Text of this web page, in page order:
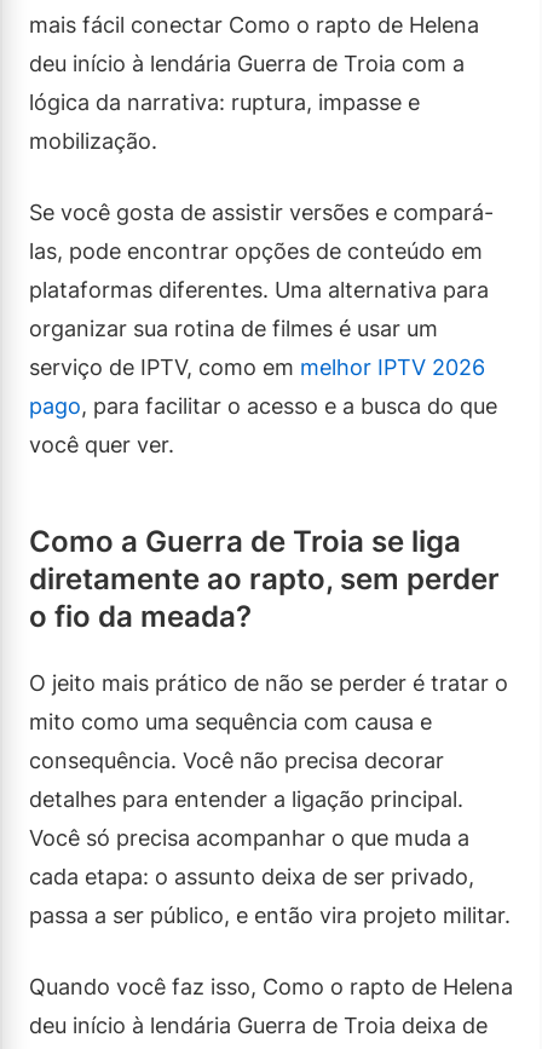
mais fácil conectar Como o rapto de Helena
deu início à lendária Guerra de Troia com a
lógica da narrativa: ruptura, impasse e
mobilização.
Se você gosta de assistir versões e compará-
las, pode encontrar opções de conteúdo em
plataformas diferentes. Uma alternativa para
organizar sua rotina de filmes é usar um
serviço de IPTV, como em melhor IPTV 2026
pago, para facilitar o acesso e a busca do que
você quer ver.
Como a Guerra de Troia se liga
diretamente ao rapto, sem perder
o fio da meada?
O jeito mais prático de não se perder é tratar o
mito como uma sequência com causa e
consequência. Você não precisa decorar
detalhes para entender a ligação principal.
Você só precisa acompanhar o que muda a
cada etapa: o assunto deixa de ser privado,
passa a ser público, e então vira projeto militar.
Quando você faz isso, Como o rapto de Helena
deu início à lendária Guerra de Troia deixa de